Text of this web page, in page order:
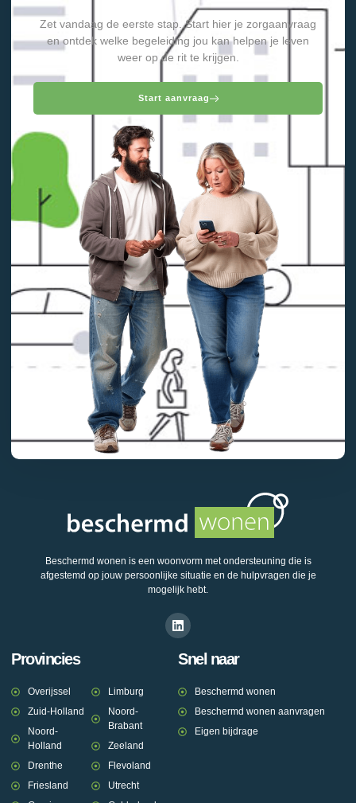
Zet vandaag de eerste stap. Start hier je zorgaanvraag
en ontdek welke begeleiding jou kan helpen je leven
weer op de rit te krijgen.
Start aanvraag
Beschermd wonen is een woonvorm met ondersteuning die is
afgestemd op jouw persoonlijke situatie en de hulpvragen die je
mogelijk hebt.
Provincies
Overijssel
Zuid-Holland
Noord-
Holland
Drenthe
Friesland
Limburg
Noord-
Brabant
Zeeland
Flevoland
Utrecht
Snel naar
Beschermd wonen
Beschermd wonen aanvragen
Eigen bijdrage